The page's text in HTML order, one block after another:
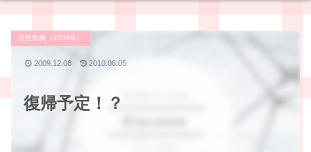
復帰予定！？
自然気胸（2009年）
2009.12.08 2010.06.05